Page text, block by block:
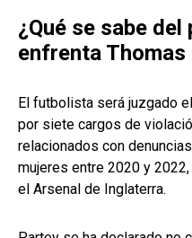
¿Qué se sabe
enfrenta Thomas
El futbolista será juzgado
por siete cargos de
relacionados con
mujeres entre 2020 y
el Arsenal de Inglaterra.